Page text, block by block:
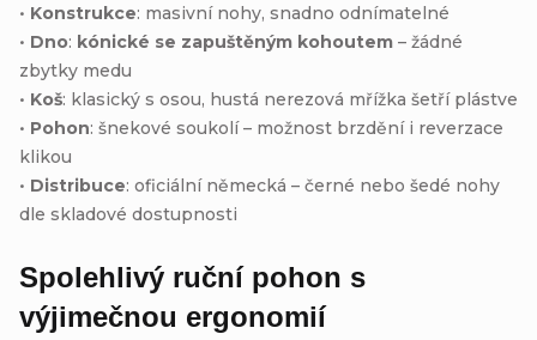
• Konstrukce: masivní nohy, snadno odnímatelné
• Dno: kónické se zapuštěným kohoutem – žádné
zbytky medu
• Koš: klasický s osou, hustá nerezová mřížka šetří plástve
• Pohon: šnekové soukolí – možnost brzdění i reverzace
klikou
• Distribuce: oficiální německá – černé nebo šedé nohy
dle skladové dostupnosti
Spolehlivý ruční pohon s
výjimečnou ergonomií